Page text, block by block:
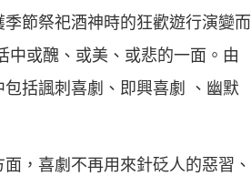
節祭祀酒神時的狂歡遊行演變而
中或醜、或美、或悲的一面。由
括諷刺喜劇、即興喜劇 、幽默
，喜劇不再用來針砭人的惡習、